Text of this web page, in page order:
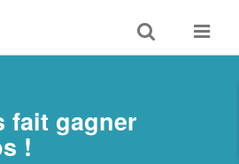
Toggle
search
Toggle
fait gagner
!